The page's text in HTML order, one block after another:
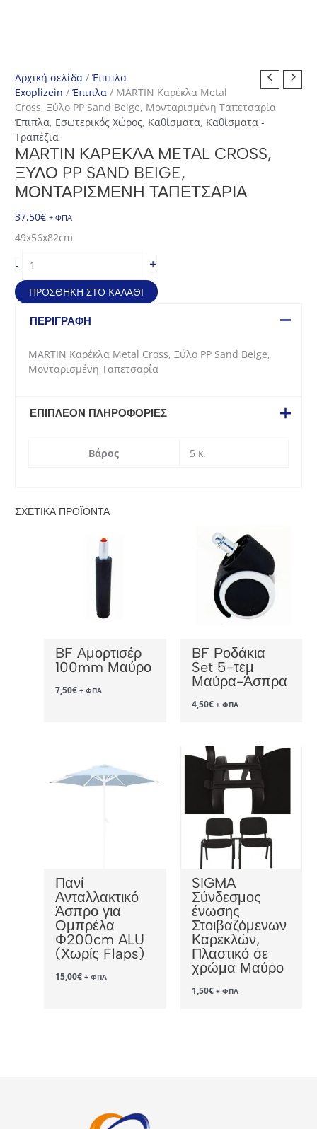
Αρχική σελίδα /Έπιπλα
Exoplizein /Έπιπλα / MARTIN Καρέκλα Metal
Cross, Ξύλο PP Sand Beige, Μονταρισμένη Ταπετσαρία
Έπιπλα, Εσωτερικός Χώρος, Καθίσματα, Καθίσματα -
Τραπέζια
MARTIN ΚΑΡΈΚΛΑ METAL CROSS,
ΞΎΛΟ PP SAND BEIGE,
ΜΟΝΤΑΡΙΣΜΈΝΗ ΤΑΠΕΤΣΑΡΊΑ
37,50€ + ΦΠΑ
49x56x82cm
-
Καρέκλα
Metal
Cross,
Ξύλο
Beige,
Μονταρισμένη
+
ΠΡΟΣΘΉΚΗ ΣΤΟ ΚΑΛΆΘΙ
ΠΕΡΙΓΡΑΦΉ
MARTIN Καρέκλα Metal Cross, Ξύλο PP Sand Beige,
Μονταρισμένη Ταπετσαρία
ΕΠΙΠΛΈΟΝ ΠΛΗΡΟΦΟΡΊΕΣ
Βάρος 5 κ.
ΣΧΕΤΙΚΆ ΠΡΟΪΌΝΤΑ
BF Αμορτισέρ
100mm Μαύρο
7,50€ + ΦΠΑ
BF Ροδάκια
Set 5-τεμ
Μαύρα-Άσπρα
4,50€ + ΦΠΑ
Πανί
Ανταλλακτικό
Άσπρο για
Ομπρέλα
Φ200cm ALU
(Χωρίς Flaps)
15,00€ + ΦΠΑ
SIGMA
Σύνδεσμος
ένωσης
Στοιβαζόμενων
Καρεκλών,
Πλαστικό σε
χρώμα Μαύρο
1,50€ + ΦΠΑ